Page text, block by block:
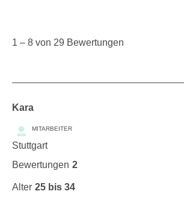
8
1 – 8 von 29 Bewertungen
Kara
MITARBEITER
Stuttgart
Bewertungen 2
Alter 25 bis 34